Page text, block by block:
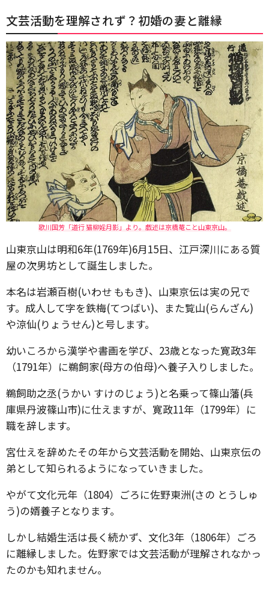
文芸活動を理解されず？初婚の妻と離縁
歌川国芳「道行 猫柳婬月影」より。戯述は京橋菴こと山東京山。
山東京山は明和6年(1769年)6月15日、江戸深川にある質
屋の次男坊として誕生しました。
本名は岩瀬百樹(いわせ ももき)、山東京伝は実の兄で
す。成人して字を鉄梅(てつばい)、また覧山(らんざん)
や涼仙(りょうせん)と号します。
幼いころから漢学や書画を学び、23歳となった寛政3年
（1791年）に鵜飼家(母方の伯母)へ養子入りしました。
鵜飼助之丞(うかい すけのじょう)と名乗って篠山藩(兵
庫県丹波篠山市)に仕えますが、寛政11年（1799年）に
職を辞します。
宮仕えを辞めたその年から文芸活動を開始、山東京伝の
弟として知られるようになっていきました。
やがて文化元年（1804）ごろに佐野東洲(さの とうしゅ
う)の婿養子となります。
しかし結婚生活は長く続かず、文化3年（1806年）ごろ
に離縁しました。佐野家では文芸活動が理解されなかっ
たのかも知れません。